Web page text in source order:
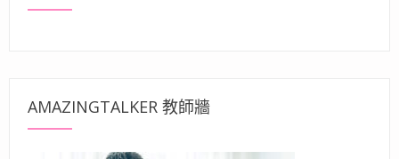
AMAZINGTALKER 教師牆